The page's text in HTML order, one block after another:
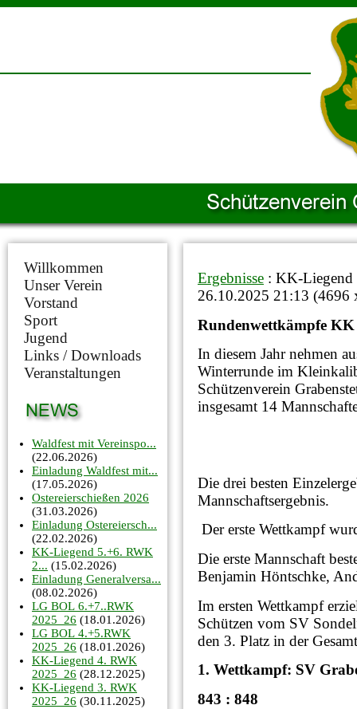
Willkommen
Unser Verein
Vorstand
Sport
Jugend
Links / Downloads
Veranstaltungen
Waldfest mit Vereinspo...
(22.06.2026)
Einladung Waldfest mit...
(17.05.2026)
Ostereierschießen 2026
(31.03.2026)
Einladung Ostereiersch...
(22.02.2026)
KK-Liegend 5.+6. RWK
2... (15.02.2026)
Einladung Generalversa...
(08.02.2026)
LG BOL 6.+7..RWK
2025_26 (18.01.2026)
LG BOL 4.+5.RWK
2025_26 (18.01.2026)
KK-Liegend 4. RWK
2025_26 (28.12.2025)
KK-Liegend 3. RWK
2025_26 (30.11.2025)
Ergebnisse : KK-
26.10.2025 21:13 (4696
Rundenwettkämpfe
In diesem Jahr nehmen
Winterrunde im
Schützenverein
insgesamt 14
Die drei besten
Mannschaftsergebnis.
Der erste Wettkampf
Die erste Mannschaft
Benjamin Höntschke,
Im ersten Wettkampf
Schützen vom SV
den 3. Platz in der
1. Wettkampf: SV
843 : 848